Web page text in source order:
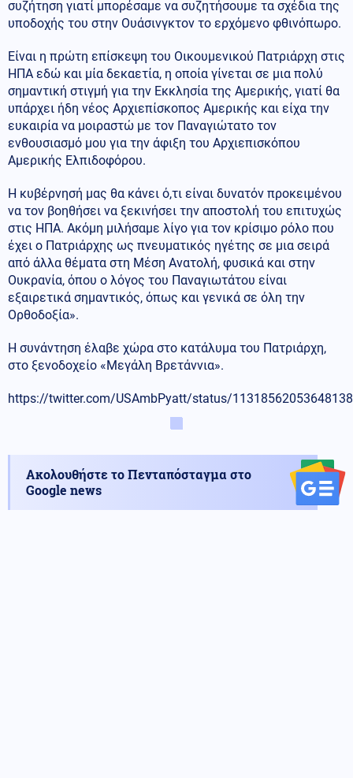
συζήτηση γιατί μπορέσαμε να συζητήσουμε τα σχέδια της
υποδοχής του στην Ουάσινγκτον το ερχόμενο φθινόπωρο.
Είναι η πρώτη επίσκεψη του Οικουμενικού Πατριάρχη στις
ΗΠΑ εδώ και μία δεκαετία, η οποία γίνεται σε μια πολύ
σημαντική στιγμή για την Εκκλησία της Αμερικής, γιατί θα
υπάρχει ήδη νέος Αρχιεπίσκοπος Αμερικής και είχα την
ευκαιρία να μοιραστώ με τον Παναγιώτατο τον
ενθουσιασμό μου για την άφιξη του Αρχιεπισκόπου
Αμερικής Ελπιδοφόρου.
Η κυβέρνησή μας θα κάνει ό,τι είναι δυνατόν προκειμένου
να τον βοηθήσει να ξεκινήσει την αποστολή του επιτυχώς
στις ΗΠΑ. Ακόμη μιλήσαμε λίγο για τον κρίσιμο ρόλο που
έχει ο Πατριάρχης ως πνευματικός ηγέτης σε μια σειρά
από άλλα θέματα στη Μέση Ανατολή, φυσικά και στην
Ουκρανία, όπου ο λόγος του Παναγιωτάτου είναι
εξαιρετικά σημαντικός, όπως και γενικά σε όλη την
Ορθοδοξία».
Η συνάντηση έλαβε χώρα στο κατάλυμα του Πατριάρχη,
στο ξενοδοχείο «Μεγάλη Βρετάννια».
https://twitter.com/USAmbPyatt/status/
Ακολουθήστε το Πενταπόσταγμα στο
Google news